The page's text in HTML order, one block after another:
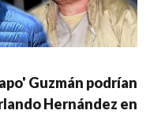
Guzmán podrían
Hernández en